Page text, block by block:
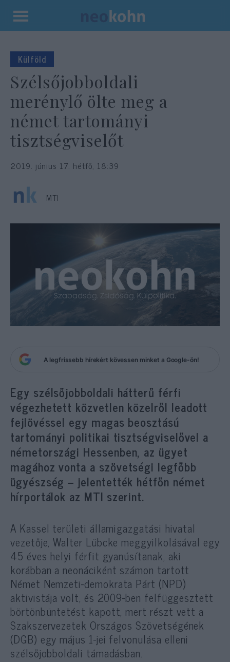
Kilépés
tartalomba
Külföld
Szélsőjobboldali
merénylő ölte meg a
német tartományi
tisztségviselőt
2019. június 17. hétfő, 18:39
MTI
A legfrissebb hírekért kövessen minket a Google-ön!
Egy szélsőjobboldali hátterű férfi
végezhetett közvetlen közelről leadott
fejlövéssel egy magas beosztású
tartományi politikai tisztségviselővel a
németországi Hessenben, az ügyet
magához vonta a szövetségi legfőbb
ügyészség – jelentették hétfőn német
hírportálok az MTI szerint.
A Kassel területi államigazgatási hivatal
vezetője, Walter Lübcke meggyilkolásával egy
45 éves helyi férfit gyanúsítanak, aki
korábban a neonáciként számon tartott
Német Nemzeti-demokrata Párt (NPD)
aktivistája volt, és 2009-ben felfüggesztett
börtönbüntetést kapott, mert részt vett a
Szakszervezetek Országos Szövetségének
(DGB) egy május 1-jei felvonulása elleni
szélsőjobboldali támadásban.